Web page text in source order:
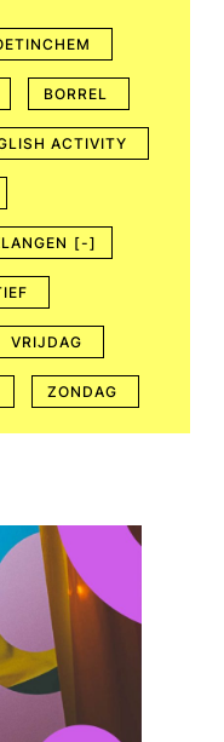
BORREL
ACTIVITY
[-]
VRIJDAG
ZONDAG